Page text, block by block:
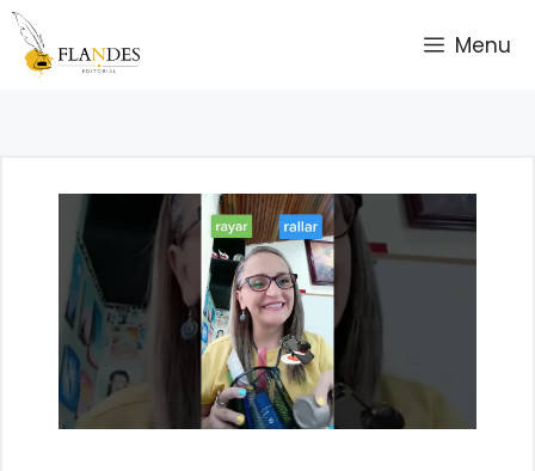
Saltar
contenido
Menu